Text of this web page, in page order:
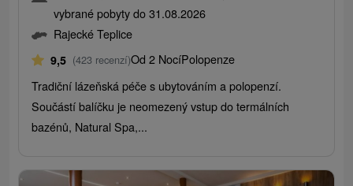
vybrané pobyty do 31.08.2026
Rajecké Teplice
9,5 (423 recenzí)Od 2 NocíPolopenze
Tradiční lázeňská péče s ubytováním a polopenzí.
Součástí balíčku je neomezený vstup do termálních
bazénů, Natural Spa,...